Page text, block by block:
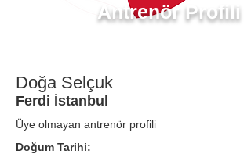
Antrenör Profili
Doğa Selçuk
Ferdi İstanbul
Üye olmayan antrenör profili
Doğum Tarihi: